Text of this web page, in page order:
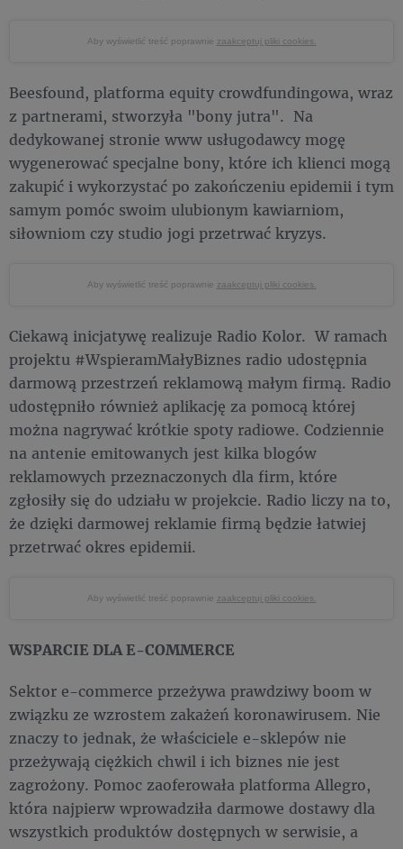
Aby wyświetlić treść poprawnie zaakceptuj pliki cookies.
Beesfound, platforma equity crowdfundingowa, wraz
z partnerami, stworzyła "bony jutra". Na
dedykowanej stronie www usługodawcy mogę
wygenerować specjalne bony, które ich klienci mogą
zakupić i wykorzystać po zakończeniu epidemii i tym
samym pomóc swoim ulubionym kawiarniom,
siłowniom czy studio jogi przetrwać kryzys.
Aby wyświetlić treść poprawnie zaakceptuj pliki cookies.
Ciekawą inicjatywę realizuje Radio Kolor. W ramach
projektu #WspieramMałyBiznes radio udostępnia
darmową przestrzeń reklamową małym firmą. Radio
udostępniło również aplikację za pomocą której
można nagrywać krótkie spoty radiowe. Codziennie
na antenie emitowanych jest kilka blogów
reklamowych przeznaczonych dla firm, które
zgłosiły się do udziału w projekcie. Radio liczy na to,
że dzięki darmowej reklamie firmą będzie łatwiej
przetrwać okres epidemii.
Aby wyświetlić treść poprawnie zaakceptuj pliki cookies.
WSPARCIE DLA E-COMMERCE
Sektor e-commerce przeżywa prawdziwy boom w
związku ze wzrostem zakażeń koronawirusem. Nie
znaczy to jednak, że właściciele e-sklepów nie
przeżywają ciężkich chwil i ich biznes nie jest
zagrożony. Pomoc zaoferowała platforma Allegro,
która najpierw wprowadziła darmowe dostawy dla
wszystkich produktów dostępnych w serwisie, a